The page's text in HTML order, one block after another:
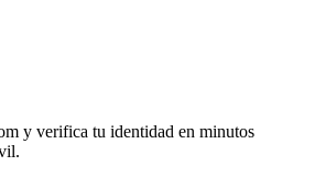
y verifica tu identidad en minutos